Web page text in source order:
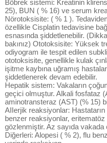
Böbrek sistemi: Kreatinin
25), BUN ( % 16) ve serum
Nörotoksisite: ( % 1 ).
özellikle Cisplatin tedavisine
esnasında şiddetlenebilir.
bakınız) Ototoksisite: Yüksek
odiyogram ile tespit edilen
ototoksisite, genellikle kulak
işitme kaybına uğramış
şiddetlenerek devam edebilir.
Hepatik sistem: Vakaların
geçici olmuştur. Alkali fosfataz
aminotransteraz (AST) (% 15)
AIIerjik reaksiyonlar:
benzer reaksiyonlar, eritematöz
gözlenmiştir. Az sayıda vakada
Diğerleri: Alopesi ( % 2), flu